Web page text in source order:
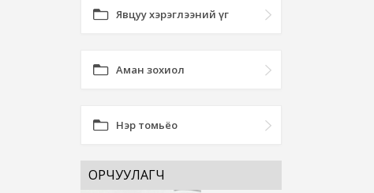
Явцуу хэрэглээний үг
Аман зохиол
Нэр томьёо
ОРЧУУЛАГЧ